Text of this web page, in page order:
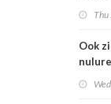
Ook